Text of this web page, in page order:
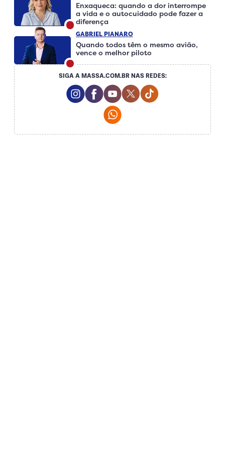
Enxaqueca: quando a dor interrompe
a vida e o autocuidado pode fazer a
diferença
GABRIEL PIANARO
Quando todos têm o mesmo avião,
vence o melhor piloto
SIGA A MASSA.COM.BR NAS REDES:
Instagram Social Media
Facebook Social Media
Youtube Social Media
Twitter Social Media
Tiktok Social
Whatsapp Social Media